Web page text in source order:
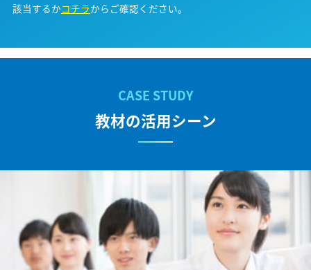
該当するかコチラからご確認ください。
教材の活用シーン